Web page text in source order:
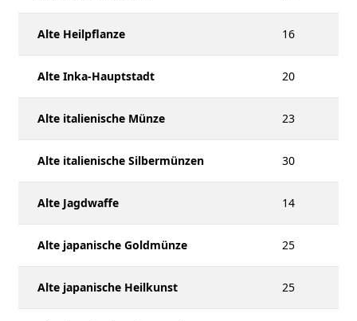
Alte Heilpflanze 16
Alte Inka-Hauptstadt 20
Alte italienische Münze 23
Alte italienische Silbermünzen 30
Alte Jagdwaffe 14
Alte japanische Goldmünze 25
Alte japanische Heilkunst 25